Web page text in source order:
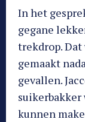
In het
gegane
trekdrop.
gemaakt
gevallen.
suikerbakker
kunnen